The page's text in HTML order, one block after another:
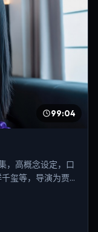
99:04
，高概念设定，口
玺等，导演为贾